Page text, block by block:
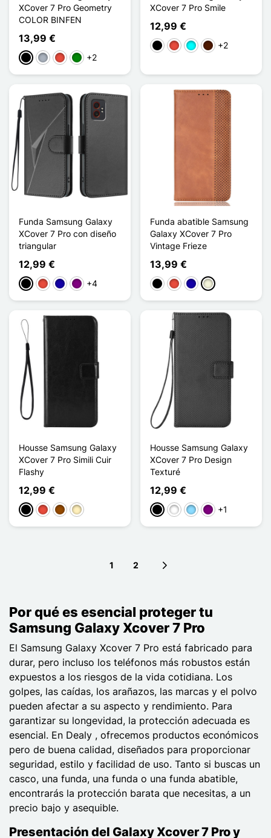
XCover 7 Pro Geometry
COLOR BINFEN
13,99 €
NegroGris RojoVerde
+2
XCover 7 Pro Smile
12,99 €
NegroRojoCianMarrón oscuro
+2
Funda Samsung Galaxy
XCover 7 Pro con diseño
triangular
12,99 €
NegroRojoAzul oscuro
Púrpura
+4
Funda abatible Samsung
Galaxy XCover 7 Pro
Vintage Frieze
13,99 €
NegroRojoAzul oscuro
Beige
Housse Samsung Galaxy
XCover 7 Pro Simili Cuir
Flashy
12,99 €
NegroRojoMarrón
Oro
Housse Samsung Galaxy
XCover 7 Pro Design
Texturé
12,99 €
NegroBlancoAzul claro
Púrpura
+1
1 2
Por qué es esencial proteger tu
Samsung Galaxy Xcover 7 Pro
El Samsung Galaxy Xcover 7 Pro está fabricado para
durar, pero incluso los teléfonos más robustos están
expuestos a los riesgos de la vida cotidiana. Los
golpes, las caídas, los arañazos, las marcas y el polvo
pueden afectar a su aspecto y rendimiento. Para
garantizar su longevidad, la protección adecuada es
esencial. En Dealy , ofrecemos productos económicos
pero de buena calidad, diseñados para proporcionar
seguridad, estilo y facilidad de uso. Tanto si buscas un
casco, una funda, una funda o una funda abatible,
encontrarás la protección barata que necesitas, a un
precio bajo y asequible.
Presentación del Galaxy Xcover 7 Pro y